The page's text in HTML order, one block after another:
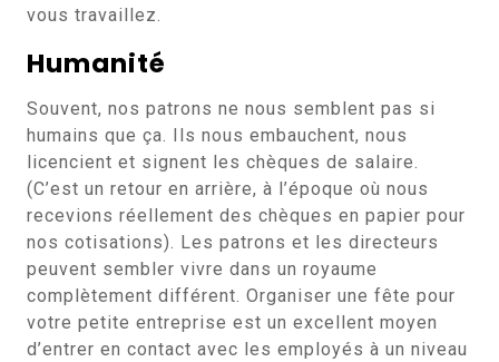
vous travaillez.
Humanité
Souvent, nos patrons ne nous semblent pas si
humains que ça. Ils nous embauchent, nous
licencient et signent les chèques de salaire.
(C’est un retour en arrière, à l’époque où nous
recevions réellement des chèques en papier pour
nos cotisations). Les patrons et les directeurs
peuvent sembler vivre dans un royaume
complètement différent. Organiser une fête pour
votre petite entreprise est un excellent moyen
d’entrer en contact avec les employés à un niveau